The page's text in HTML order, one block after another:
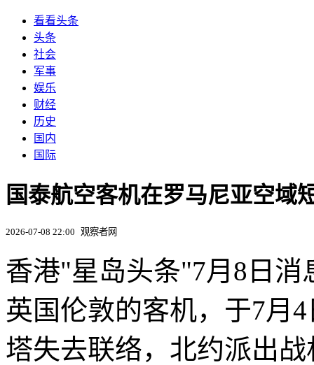
看看头条
头条
社会
军事
娱乐
财经
历史
国内
国际
国泰航空客机在罗马尼亚空域
2026-07-08 22:00 观察者网
香港"星岛头条"7月8日
英国伦敦的客机，于7月
塔失去联络，北约派出